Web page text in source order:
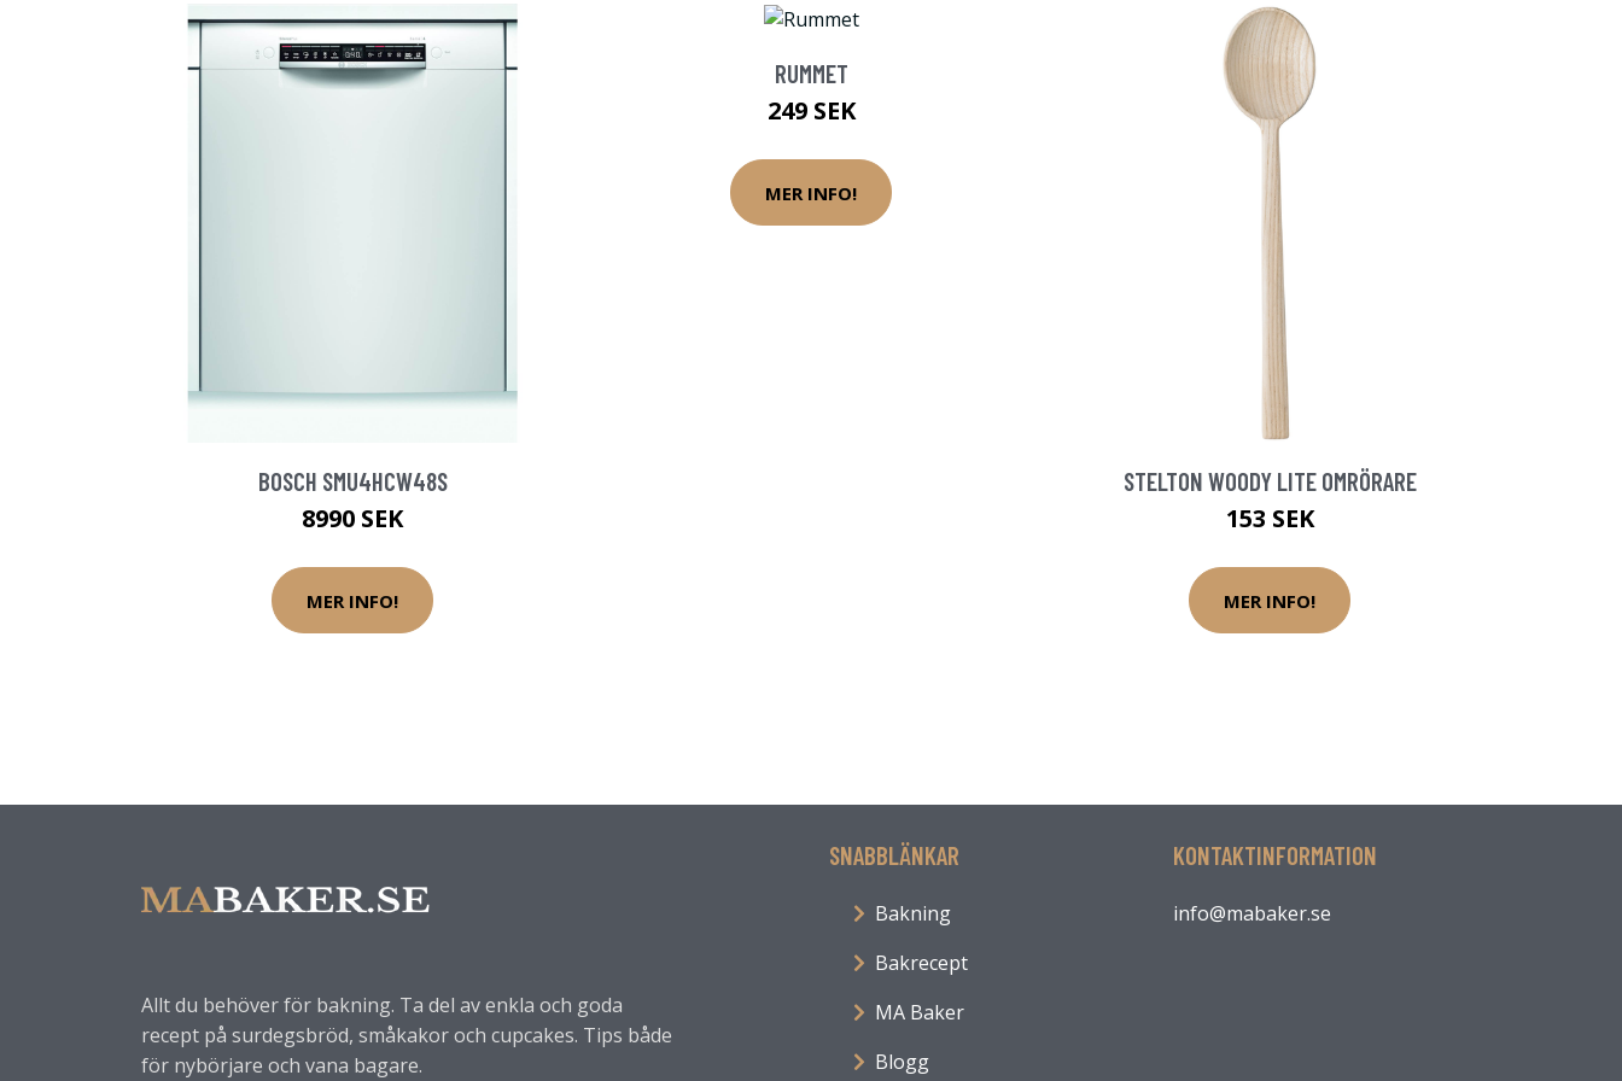
BOSCH SMU4HCW48S
8990 SEK
MER INFO!
RUMMET
249 SEK
MER INFO!
STELTON WOODY LITE OMRÖRARE
153 SEK
MER INFO!
Allt du behöver för bakning. Ta del av enkla och goda
recept på surdegsbröd, småkakor och cupcakes. Tips både
för nybörjare och vana bagare.
SNABBLÄNKAR
Bakning
Bakrecept
MA Baker
Blogg
KONTAKTINFORMATION
info@mabaker.se